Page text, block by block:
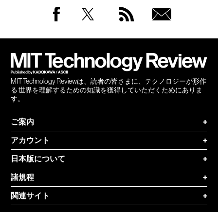
MIT Technology Reviewは、読者の皆さまに、テクノロジーが形作
る 世界を理解するための知識を獲得していただくためにありま
す。
ご案内
+
アカウント
+
日本版について
+
諸規程
+
関連サイト
+